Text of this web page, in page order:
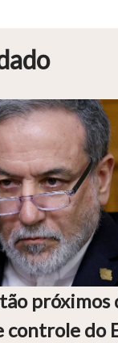
próximos
controle do